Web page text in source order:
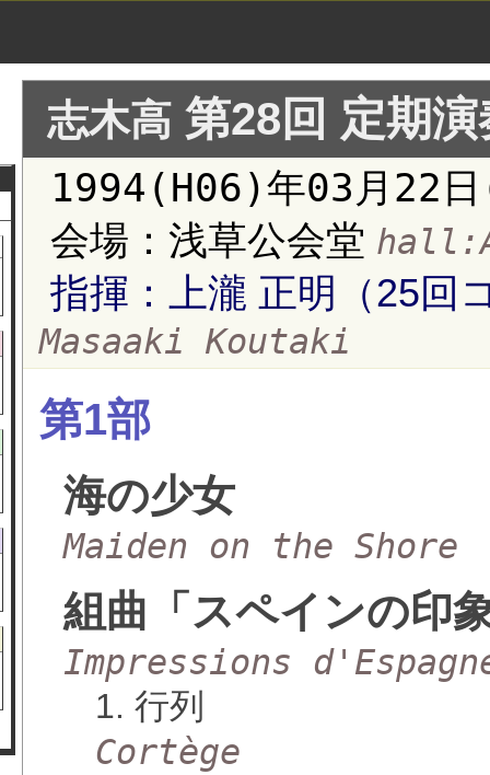
志木高 第28回 定期演
1994(H06)年03月22
会場：浅草公会堂
指揮：上瀧 正明（25回
Masaaki Koutaki
第1部
海の少女
Maiden on the Shore
組曲「スペインの印
Impressions
1. 行列
Cortège